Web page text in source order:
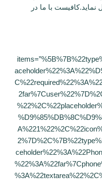
با ما در